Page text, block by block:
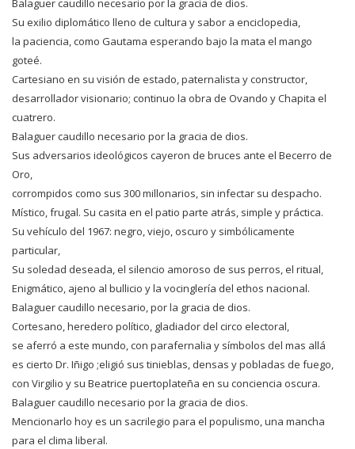
Balaguer caudillo necesario por la gracia de dios.
Su exilio diplomático lleno de cultura y sabor a enciclopedia,
la paciencia, como Gautama esperando bajo la mata el mango
goteé.
Cartesiano en su visión de estado, paternalista y constructor,
desarrollador visionario; continuo la obra de Ovando y Chapita el
cuatrero.
Balaguer caudillo necesario por la gracia de dios.
Sus adversarios ideológicos cayeron de bruces ante el Becerro de
Oro,
corrompidos como sus 300 millonarios, sin infectar su despacho.
Místico, frugal. Su casita en el patio parte atrás, simple y práctica.
Su vehículo del 1967: negro, viejo, oscuro y simbólicamente
particular,
Su soledad deseada, el silencio amoroso de sus perros, el ritual,
Enigmático, ajeno al bullicio y la vocinglería del ethos nacional.
Balaguer caudillo necesario, por la gracia de dios.
Cortesano, heredero político, gladiador del circo electoral,
se aferró a este mundo, con parafernalia y símbolos del mas allá
es cierto Dr. Iñigo ;eligió sus tinieblas, densas y pobladas de fuego,
con Virgilio y su Beatrice puertoplateña en su conciencia oscura.
Balaguer caudillo necesario por la gracia de dios.
Mencionarlo hoy es un sacrilegio para el populismo, una mancha
para el clima liberal.